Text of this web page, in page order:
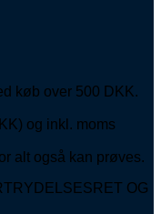
køb over 500 DKK.
og inkl. moms
alt også kan prøves.
OG